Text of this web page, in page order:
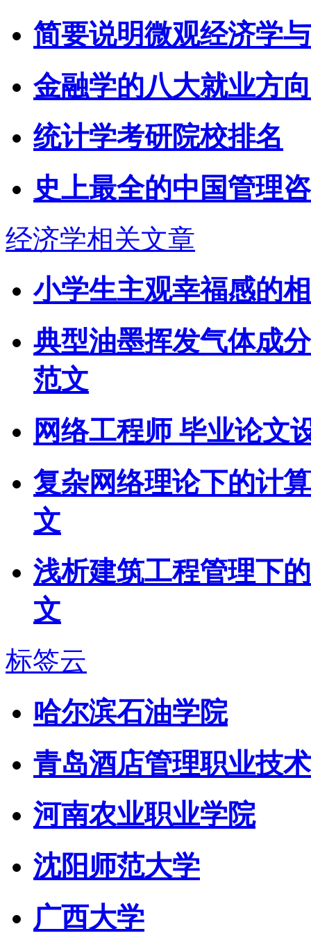
简要说明微观经济学
金融学的八大就业方
统计学考研院校排名
史上最全的中国管理
经济学相关文章
小学生主观幸福感的
典型油墨挥发气体成
范文
网络工程师 毕业论文
复杂网络理论下的计
文
浅析建筑工程管理下
文
标签云
哈尔滨石油学院
青岛酒店管理职业技
河南农业职业学院
沈阳师范大学
广西大学